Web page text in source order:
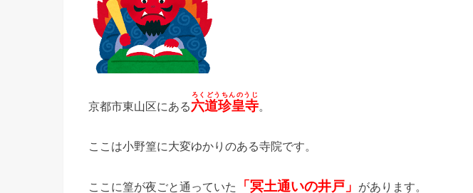
京都市東山区にある六道珍皇寺
ろくどうちんのうじ
。
ここは小野篁に大変ゆかりのある寺院です。
ここに篁が夜ごと通っていた 「冥土通いの井戸」 があります。